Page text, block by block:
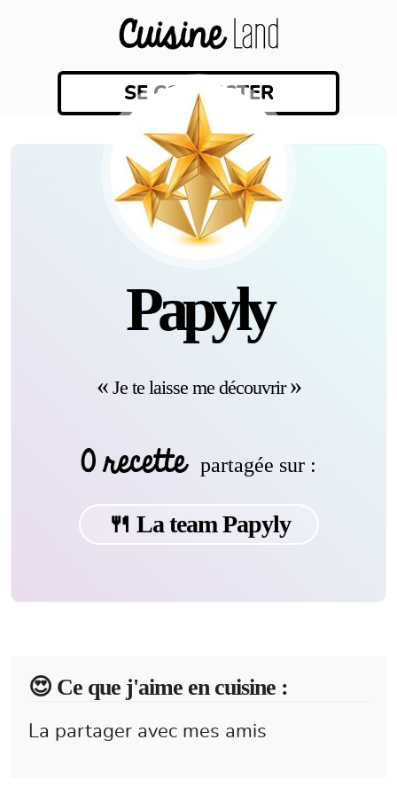
SE CONNECTER
Papyly
Je te laisse me découvrir
0 recette partagée sur :
🍴 La team Papyly
😍️ Ce que j'aime en cuisine :
La partager avec mes amis